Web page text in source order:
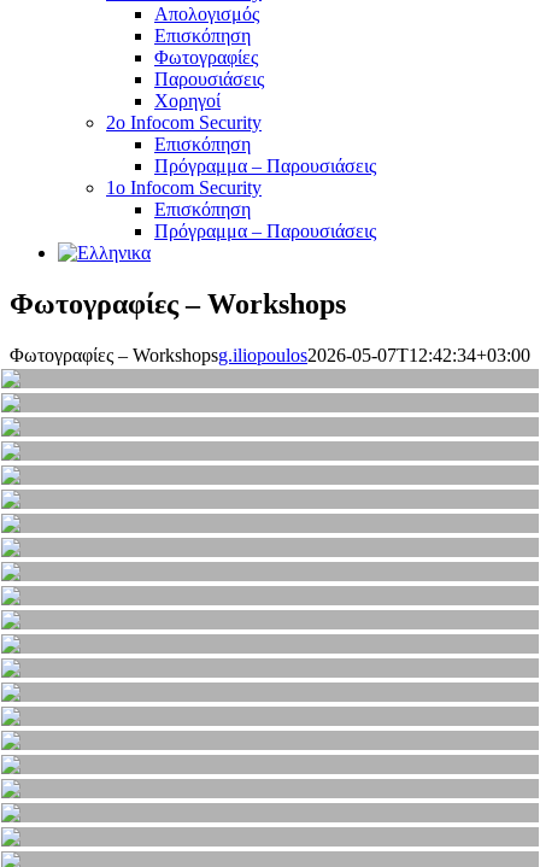
Απολογισμός
Επισκόπηση
Φωτογραφίες
Παρουσιάσεις
Χορηγοί
2o Infocom Security
Επισκόπηση
Πρόγραμμα – Παρουσιάσεις
1ο Infocom Security
Επισκόπηση
Πρόγραμμα – Παρουσιάσεις
Φωτογραφίες – Workshops
Φωτογραφίες – Workshopsg.iliopoulos2026-05-07T12:42:34+03:00